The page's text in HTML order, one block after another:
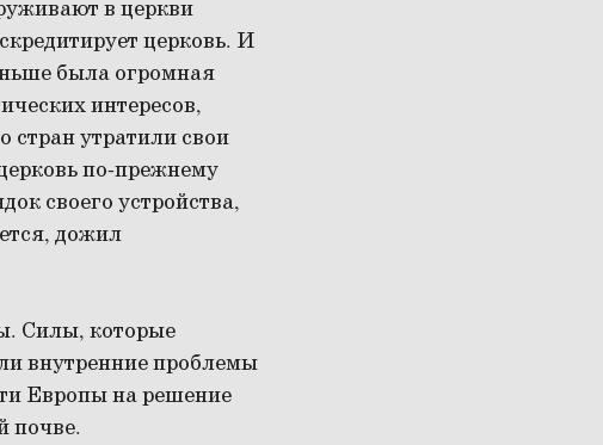
в церкви
церковь. И
была огромная
интересов,
стран утратили свои
по-прежнему
своего устройства,
дожил
Силы, которые
внутренние проблемы
Европы на решение
почве.